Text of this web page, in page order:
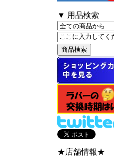
▼ 用品検索
★店舗情報★